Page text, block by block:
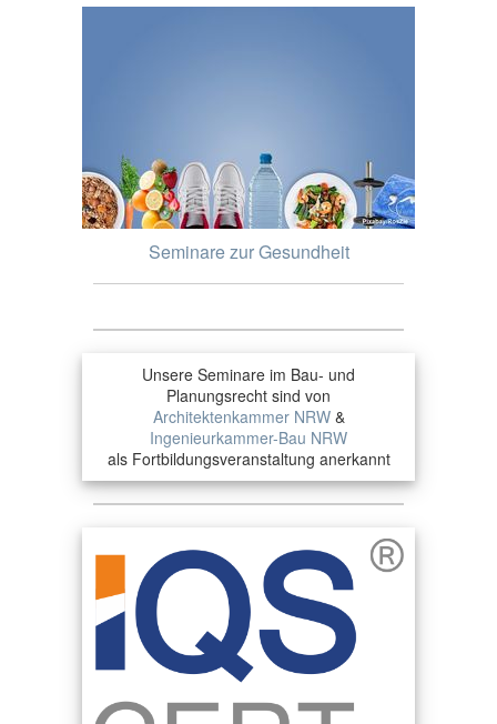
Seminare zur Gesundheit
Unsere Seminare im Bau- und
Planungsrecht sind von
Architektenkammer NRW&
Ingenieurkammer-Bau NRW
als Fortbildungsveranstaltung anerkannt